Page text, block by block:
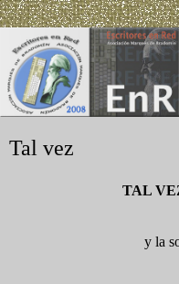
Tal vez
TAL
y la